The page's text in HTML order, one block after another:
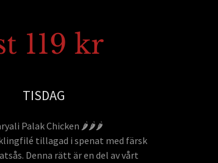
119 kr
TISDAG
Palak Chicken 🌶️🌶️🌶️
tillagad i spenat med färsk
Denna rätt är en del av vårt